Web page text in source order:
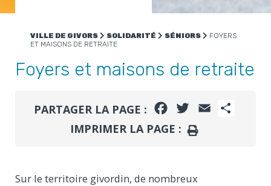
VILLE DE GIVORS SOLIDARITÉ SÉNIORS
FOYERS
ET MAISONS DE RETRAITE
Foyers et maisons de retraite
PARTAGER LA PAGE : FACEBOOKTWITTER
EMAIL
IMPRIMER LA PAGE : IMPRIMER
Sur le territoire givordin, de nombreux